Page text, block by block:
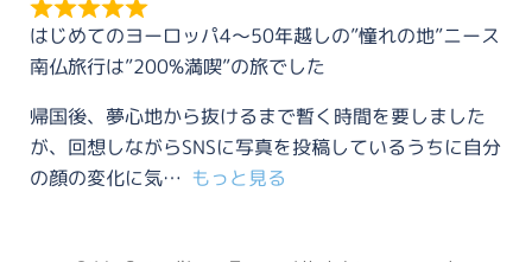
はじめてのヨーロッパ4〜50年越しの”憧れの地”ニース
南仏旅行は”200%満喫”の旅でした
帰国後、夢心地から抜けるまで暫く時間を要しました
が、回想しながらSNSに写真を投稿しているうちに自分
の顔の変化に気
もっと見る